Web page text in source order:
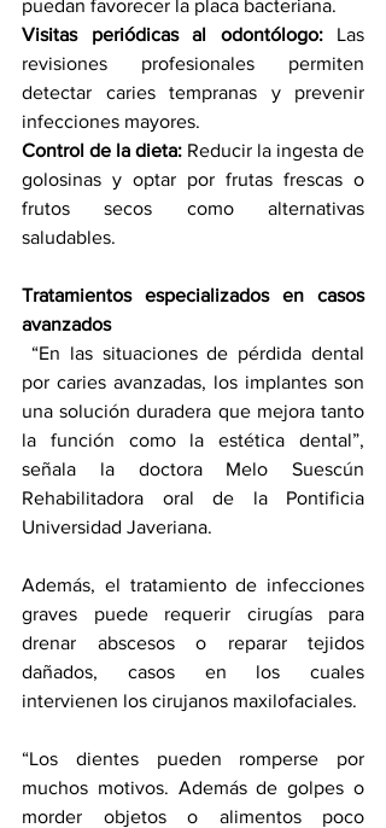
puedan favorecer la placa bacteriana.
Visitas periódicas al odontólogo: Las
revisiones profesionales permiten
detectar caries tempranas y prevenir
infecciones mayores.
Control de la dieta: Reducir la ingesta de
golosinas y optar por frutas frescas o
frutos secos como alternativas
saludables.
Tratamientos especializados en casos
avanzados
“En las situaciones de pérdida dental
por caries avanzadas, los implantes son
una solución duradera que mejora tanto
la función como la estética dental”,
señala la doctora Melo Suescún
Rehabilitadora oral de la Pontificia
Universidad Javeriana.
Además, el tratamiento de infecciones
graves puede requerir cirugías para
drenar abscesos o reparar tejidos
dañados, casos en los cuales
intervienen los cirujanos maxilofaciales.
“Los dientes pueden romperse por
muchos motivos. Además de golpes o
morder objetos o alimentos poco